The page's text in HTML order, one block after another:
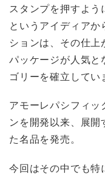
スタンプを押すよ
というアイディア
ションは、その仕
パッケージが人気と
ゴリーを確立してい
アモーレパシフィッ
ンを開発以来、展
た名品を発売。
今回はその中でも特